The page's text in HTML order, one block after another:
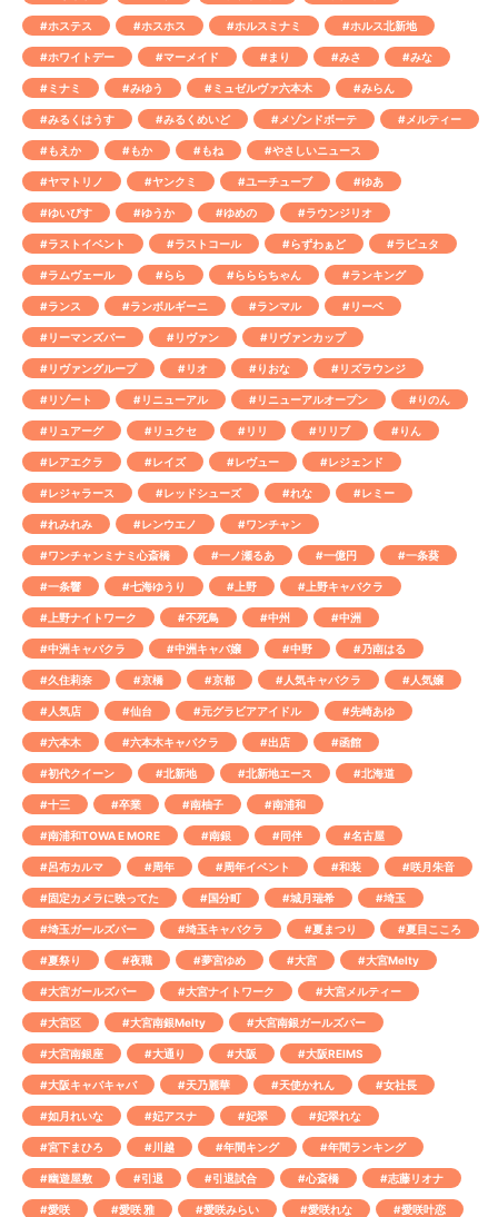
#ホステス #ホスホス #ホルスミナミ #ホルス北新地
#ホワイトデー #マーメイド #まり #みさ #みな
#ミナミ #みゆう #ミュゼルヴァ六本木 #みらん
#みるくはうす #みるくめいど #メゾンドボーテ #メルティー
#もえか #もか #もね #やさしいニュース
#ヤマトリノ #ヤンクミ #ユーチューブ #ゆあ
#ゆいぴす #ゆうか #ゆめの #ラウンジリオ
#ラストイベント #ラストコール #らずわぁど #ラピュタ
#ラムヴェール #らら #らららちゃん #ランキング
#ランス #ランボルギーニ #ランマル #リーベ
#リーマンズバー #リヴァン #リヴァンカップ
#リヴァングループ #リオ #りおな #リズラウンジ
#リゾート #リニューアル #リニューアルオープン #りのん
#リュアーグ #リュクセ #リリ #リリブ #りん
#レアエクラ #レイズ #レヴュー #レジェンド
#レジャラース #レッドシューズ #れな #レミー
#れみれみ #レンウエノ #ワンチャン
#ワンチャンミナミ心斎橋 #一ノ瀬るあ #一億円 #一条葵
#一条響 #七海ゆうり #上野 #上野キャバクラ
#上野ナイトワーク #不死鳥 #中州 #中洲
#中洲キャバクラ #中洲キャバ嬢 #中野 #乃南はる
#久住莉奈 #京橋 #京都 #人気キャバクラ #人気嬢
#人気店 #仙台 #元グラビアアイドル #先崎あゆ
#六本木 #六本木キャバクラ #出店 #函館
#初代クイーン #北新地 #北新地エース #北海道
#十三 #卒業 #南柚子 #南浦和
#南浦和TOWA E MORE #南銀 #同伴 #名古屋
#呂布カルマ #周年 #周年イベント #和装 #咲月朱音
#固定カメラに映ってた #国分町 #城月瑞希 #埼玉
#埼玉ガールズバー #埼玉キャバクラ #夏まつり #夏目こころ
#夏祭り #夜職 #夢宮ゆめ #大宮 #大宮Melty
#大宮ガールズバー #大宮ナイトワーク #大宮メルティー
#大宮区 #大宮南銀Melty #大宮南銀ガールズバー
#大宮南銀座 #大通り #大阪 #大阪REIMS
#大阪キャバキャバ #天乃麗華 #天使かれん #女社長
#如月れいな #妃アスナ #妃翠 #妃翠れな
#宮下まひろ #川越 #年間キング #年間ランキング
#幽遊屋敷 #引退 #引退試合 #心斎橋 #志藤リオナ
#愛咲 #愛咲 雅 #愛咲みらい #愛咲れな #愛咲叶恋